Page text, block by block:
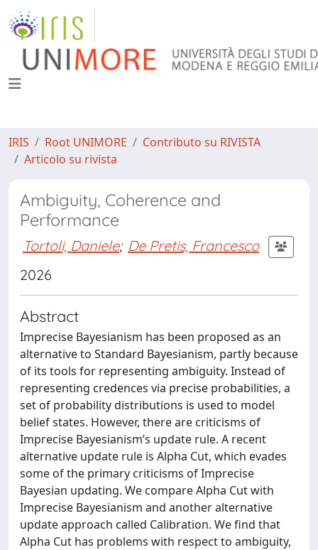
IRIS Root UNIMORE
Contributo su RIVISTA
Articolo su rivista
Ambiguity, Coherence and
Performance
Tortoli, Daniele; De Pretis, Francesco
2026
Abstract
Imprecise Bayesianism has been proposed as an
alternative to Standard Bayesianism, partly because
of its tools for representing ambiguity. Instead of
representing credences via precise probabilities, a
set of probability distributions is used to model
belief states. However, there are criticisms of
Imprecise Bayesianism’s update rule. A recent
alternative update rule is Alpha Cut, which evades
some of the primary criticisms of Imprecise
Bayesian updating. We compare Alpha Cut with
Imprecise Bayesianism and another alternative
update approach called Calibration. We find that
Alpha Cut has problems with respect to ambiguity,